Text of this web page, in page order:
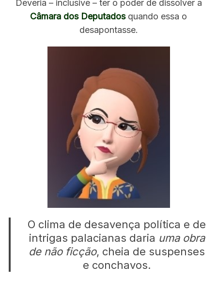
Deveria – inclusive – ter o poder de dissolver a
Câmara dos Deputados quando essa o
desapontasse.
O clima de desavença política e de
intrigas palacianas daria uma obra
de não ficção, cheia de suspenses
e conchavos.
S